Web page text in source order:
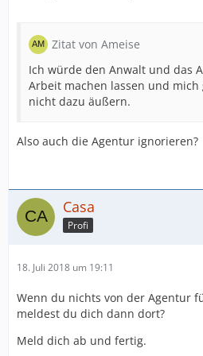
Zitat von Ameise
Ich würde den Anwalt und das
Arbeit machen lassen und
nicht dazu äußern.
Also auch die Agentur ignorieren?
Casa
Profi
18. Juli 2018 um 19:11
Wenn du nichts von der Agentur
meldest du dich dann dort?
Meld dich ab und fertig.